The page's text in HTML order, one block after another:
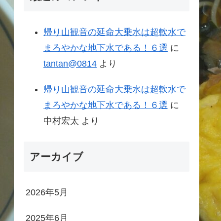
帰り山観音の延命大乗水は超軟水で
まろやかな地下水である！６選 に
tantan@0814 より
帰り山観音の延命大乗水は超軟水で
まろやかな地下水である！６選 に
中村宏太 より
アーカイブ
2026年5月
2025年6月